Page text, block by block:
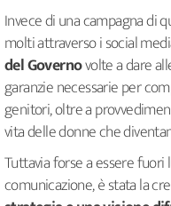
Invece di una campagna di
molti attraverso i social
del Governovolte a dare
garanzie necessarie per
genitori, oltre a
vita delle donne che
Tuttavia forse a essere
comunicazione, è stata la